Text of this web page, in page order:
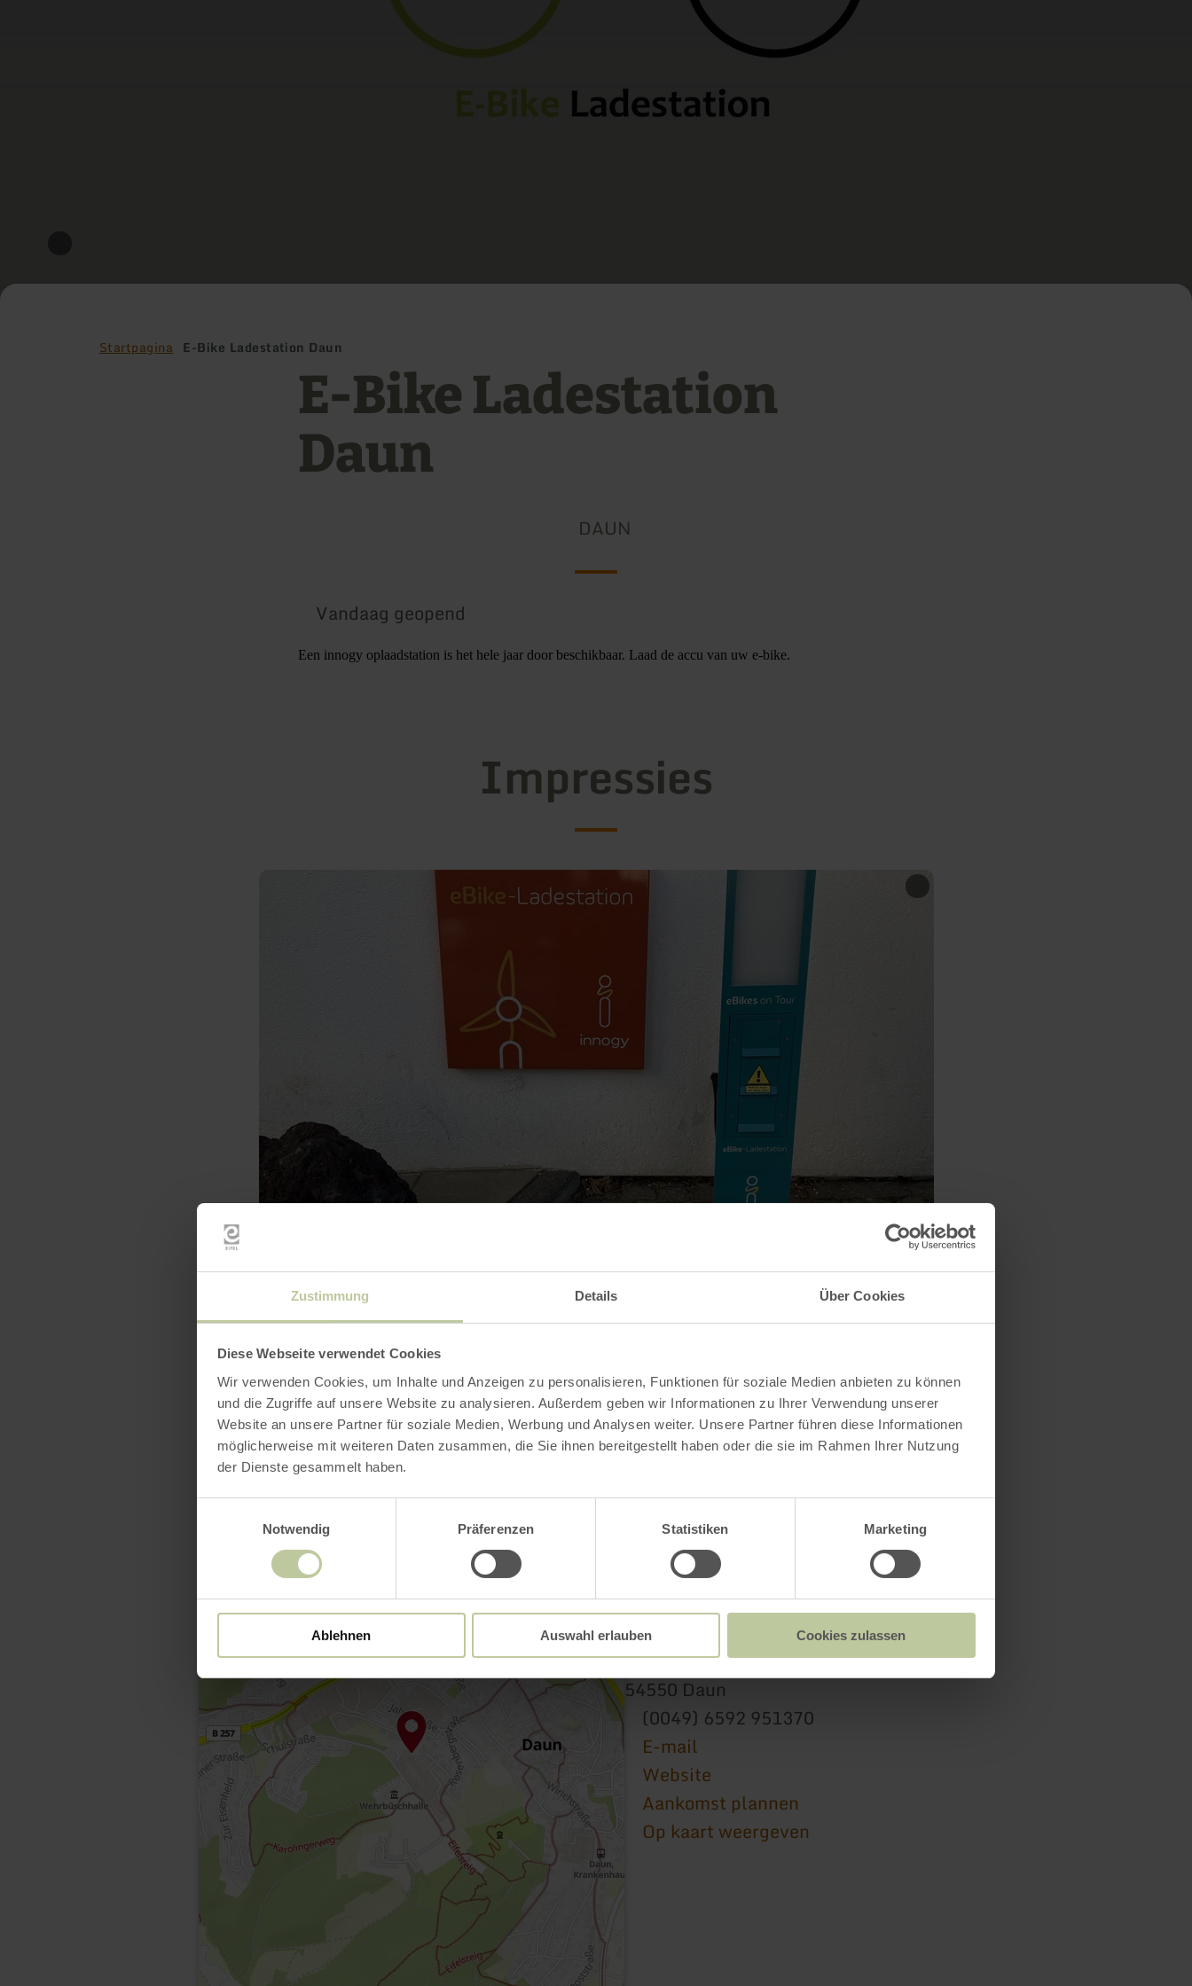
Zustimmung Details Über Cookies
Diese Webseite verwendet Cookies
Wir verwenden Cookies, um Inhalte und Anzeigen zu personalisieren, Funktionen für soziale Medien anbieten zu können
und die Zugriffe auf unsere Website zu analysieren. Außerdem geben wir Informationen zu Ihrer Verwendung unserer
Website an unsere Partner für soziale Medien, Werbung und Analysen weiter. Unsere Partner führen diese Informationen
möglicherweise mit weiteren Daten zusammen, die Sie ihnen bereitgestellt haben oder die sie im Rahmen Ihrer Nutzung
der Dienste gesammelt haben.
Notwendig
Präferenzen Statistiken Marketing
Ablehnen Auswahl erlauben Cookies zulassen
Startpagina E-Bike Ladestation Daun
E-Bike Ladestation
Daun
DAUN
Vandaag geopend
Een innogy oplaadstation is het hele jaar door beschikbaar. Laad de accu van uw e-bike.
Impressies
innogy E-bike Ladesäule
Abt-Richard-Str. 15
54550 Daun
(0049) 6592 951370
E-mail
Website
Aankomst plannen
Op kaart weergeven